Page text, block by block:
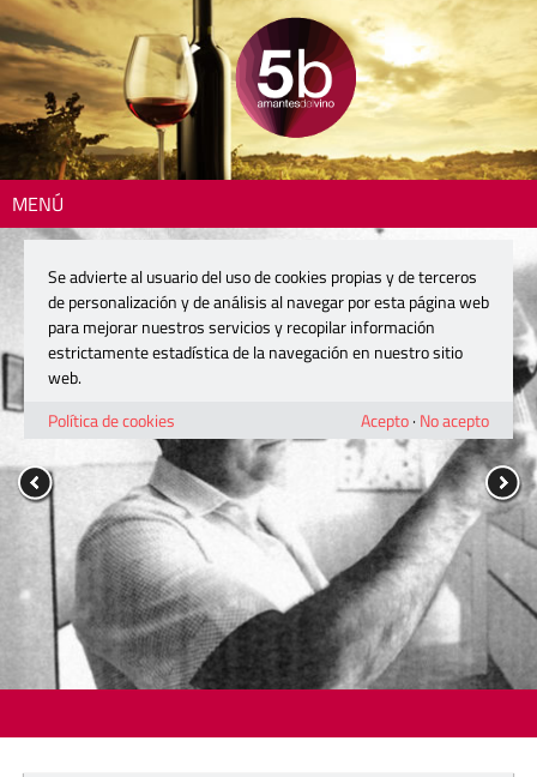
MENÚ
Se advierte al usuario del uso de cookies propias y de terceros
de personalización y de análisis al navegar por esta página web
para mejorar nuestros servicios y recopilar información
estrictamente estadística de la navegación en nuestro sitio
web.
Política de cookies
Acepto· No acepto